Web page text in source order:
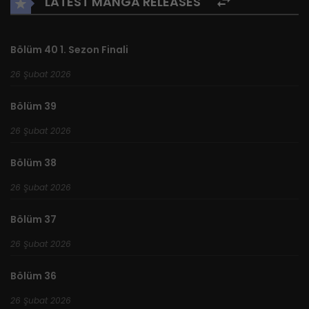
Grandük Illeston’un malikânesine! Bu malikânedeki laneti
Bölüm 40 1. Sezon Finali
26 Şubat 2026
Bölüm 39
26 Şubat 2026
Bölüm 38
26 Şubat 2026
Bölüm 37
26 Şubat 2026
Bölüm 36
26 Şubat 2026